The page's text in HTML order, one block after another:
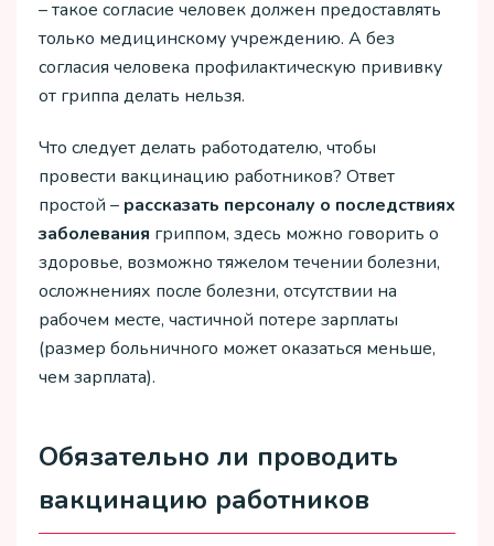
– такое согласие человек должен предоставлять
только медицинскому учреждению. А без
согласия человека профилактическую прививку
от гриппа делать нельзя.
Что следует делать работодателю, чтобы
провести вакцинацию работников? Ответ
простой – рассказать персоналу о последствиях
заболевания гриппом, здесь можно говорить о
здоровье, возможно тяжелом течении болезни,
осложнениях после болезни, отсутствии на
рабочем месте, частичной потере зарплаты
(размер больничного может оказаться меньше,
чем зарплата).
Обязательно ли проводить
вакцинацию работников